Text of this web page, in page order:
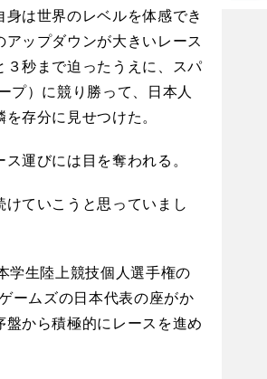
は世界のレベルを体感でき
ップダウンが大きいレース
秒まで迫ったうえに、スパ
プ）に競り勝って、日本人
存分に見せつけた。
運びには目を奪われる。
けていこうと思っていまし
学生陸上競技個人選手権の
ームズの日本代表の座がか
から積極的にレースを進め